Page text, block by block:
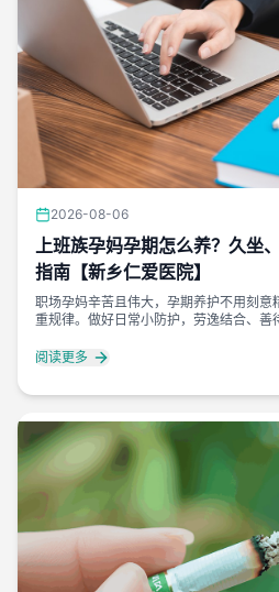
2026-08-06
上班族孕妈孕期怎么养？久坐
指南【新乡仁爱医院】
职场孕妈辛苦且伟大，孕期养护不用刻意
重规律。做好日常小防护，劳逸结合、善
阅读更多